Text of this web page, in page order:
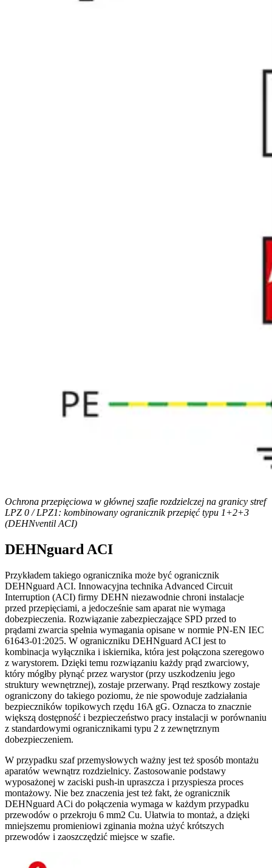
Ochrona przepięciowa w głównej szafie rozdzielczej na granicy stref
LPZ 0 / LPZ1: kombinowany ogranicznik przepięć typu 1+2+3
(DEHNventil ACI)
DEHNguard ACI
Przykładem takiego ogranicznika może być ogranicznik
DEHNguard ACI. Innowacyjna technika Advanced Circuit
Interruption (ACI) firmy DEHN niezawodnie chroni instalacje
przed przepięciami, a jedocześnie sam aparat nie wymaga
dobezpieczenia. Rozwiązanie zabezpieczające SPD przed to
prądami zwarcia spełnia wymagania opisane w normie PN-EN IEC
61643-01:2025. W ograniczniku DEHNguard ACI jest to
kombinacja wyłącznika i iskiernika, która jest połączona szeregowo
z warystorem. Dzięki temu rozwiązaniu każdy prąd zwarciowy,
który mógłby płynąć przez warystor (przy uszkodzeniu jego
struktury wewnętrznej), zostaje przerwany. Prąd resztkowy zostaje
ograniczony do takiego poziomu, że nie spowoduje zadziałania
bezpieczników topikowych rzędu 16A gG. Oznacza to znacznie
większą dostępność i bezpieczeństwo pracy instalacji w porównaniu
z standardowymi ogranicznikami typu 2 z zewnętrznym
dobezpieczeniem.
W przypadku szaf przemysłowych ważny jest też sposób montażu
aparatów wewnątrz rozdzielnicy. Zastosowanie podstawy
wyposażonej w zaciski push-in upraszcza i przyspiesza proces
montażowy. Nie bez znaczenia jest też fakt, że ogranicznik
DEHNguard ACi do połączenia wymaga w każdym przypadku
przewodów o przekroju 6 mm2 Cu. Ułatwia to montaż, a dzięki
mniejszemu promieniowi zginania można użyć krótszych
przewodów i zaoszczędzić miejsce w szafie.